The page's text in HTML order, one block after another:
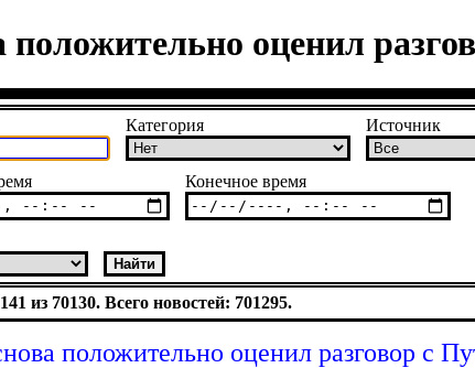
положительно оценил
Категория Источник
Конечное время
из 70130. Всего новостей: 701295.
положительно оценил разговор с